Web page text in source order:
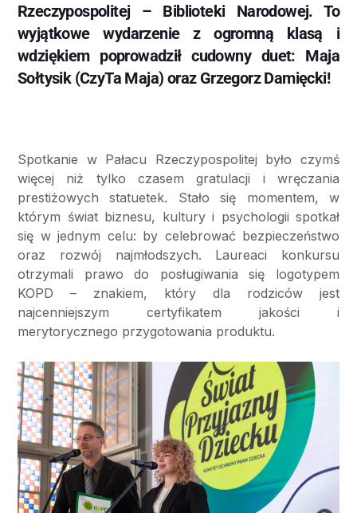
Rzeczypospolitej – Biblioteki Narodowej. To
wyjątkowe wydarzenie z ogromną klasą i
wdziękiem poprowadził cudowny duet: Maja
Sołtysik (CzyTa Maja) oraz Grzegorz Damięcki!
Spotkanie w Pałacu Rzeczypospolitej było czymś
więcej niż tylko czasem gratulacji i wręczania
prestiżowych statuetek. Stało się momentem, w
którym świat biznesu, kultury i psychologii spotkał
się w jednym celu: by celebrować bezpieczeństwo
oraz rozwój najmłodszych. Laureaci konkursu
otrzymali prawo do posługiwania się logotypem
KOPD – znakiem, który dla rodziców jest
najcenniejszym certyfikatem jakości i
merytorycznego przygotowania produktu.